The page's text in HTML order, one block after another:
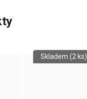
Skladem (2 ks)